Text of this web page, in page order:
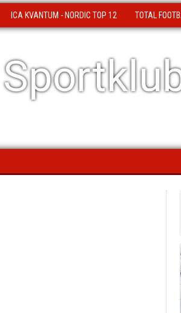
ICA KVANTUM - NORDIC TOP 12 TOTAL